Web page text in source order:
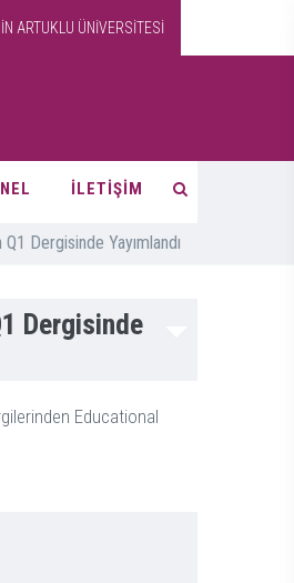
ARTUKLU ÜNİVERSİTESİ
İLETİŞİM
Dergisinde Yayımlandı
Dergisinde
Educational